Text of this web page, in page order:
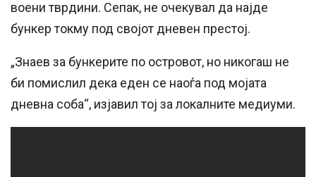
воени тврдини. Сепак, не очекувал да најде
бункер токму под својот дневен престој.
„Знаев за бункерите по островот, но никогаш не
би помислил дека еден се наоѓа под мојата
дневна соба“, изјавил тој за локалните медиуми.